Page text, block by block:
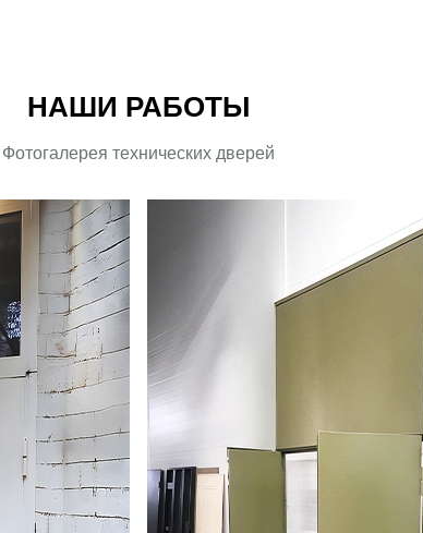
НАШИ РАБОТЫ
Фотогалерея технических дверей